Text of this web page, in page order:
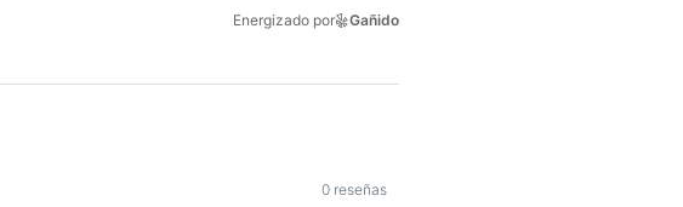
Energizado por Gañido
0 reseñas